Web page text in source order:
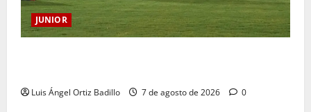
JUNIOR
Luis Ángel Ortiz Badillo 7 de agosto de 2026 0